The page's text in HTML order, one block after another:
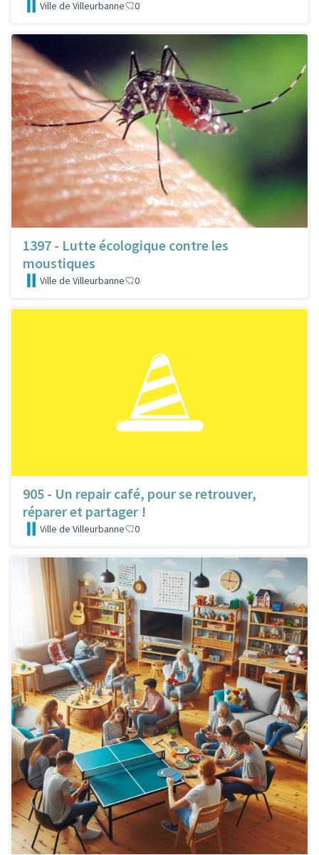
Ville de Villeurbanne 0
1397 - Lutte écologique contre les
moustiques
Ville de Villeurbanne 0
905 - Un repair café, pour se retrouver,
réparer et partager !
Ville de Villeurbanne 0